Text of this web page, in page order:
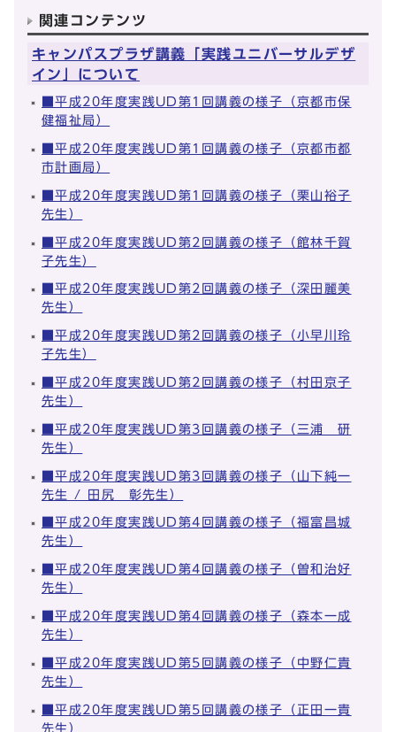
関連コンテンツ
キャンパスプラザ講義「実践ユニバーサルデザ
イン」について
■平成20年度実践UD第1回講義の様子（京都市保
健福祉局）
■平成20年度実践UD第1回講義の様子（京都市都
市計画局）
■平成20年度実践UD第1回講義の様子（栗山裕子
先生）
■平成20年度実践UD第2回講義の様子（館林千賀
子先生）
■平成20年度実践UD第2回講義の様子（深田麗美
先生）
■平成20年度実践UD第2回講義の様子（小早川玲
子先生）
■平成20年度実践UD第2回講義の様子（村田京子
先生）
■平成20年度実践UD第3回講義の様子（三浦 研
先生）
■平成20年度実践UD第3回講義の様子（山下純一
先生 / 田尻 彰先生）
■平成20年度実践UD第4回講義の様子（福富昌城
先生）
■平成20年度実践UD第4回講義の様子（曽和治好
先生）
■平成20年度実践UD第4回講義の様子（森本一成
先生）
■平成20年度実践UD第5回講義の様子（中野仁貴
先生）
■平成20年度実践UD第5回講義の様子（正田一貴
先生）